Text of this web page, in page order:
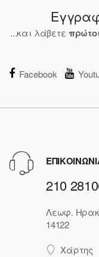
...και λάβετε
Facebook
210
Λεωφ.
14122
Χάρτης